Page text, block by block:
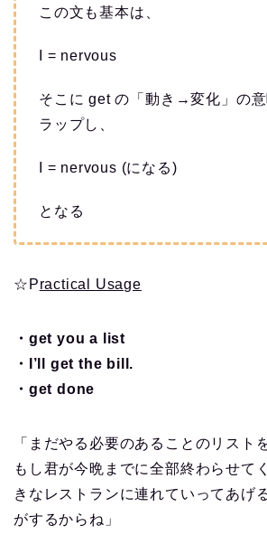
この文も基本は、
I = nervous
そこに get の「動き→変化」の
ラップし、
I = nervous (になる)
となる
☆ Practical Usage
・get you a list
・I’ll get the bill.
・get done
「まだやる必要のあることのリスト
もし君が今晩までに全部終わらせて
きなレストランに連れていってあげ
がするからね」